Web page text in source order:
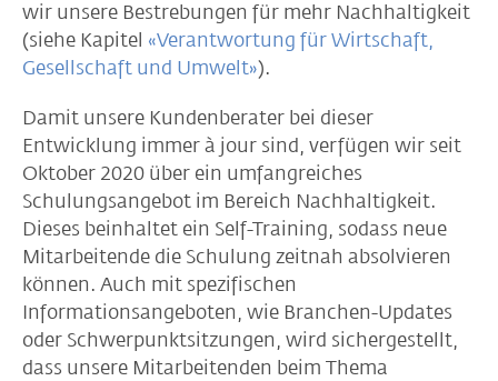
wir unsere Bestrebungen für mehr Nachhaltigkeit
(siehe Kapitel «Verantwortung für Wirtschaft,
Gesellschaft und Umwelt»).
Damit unsere Kundenberater bei dieser
Entwicklung immer à jour sind, verfügen wir seit
Oktober 2020 über ein umfangreiches
Schulungsangebot im Bereich Nachhaltigkeit.
Dieses beinhaltet ein Self-Training, sodass neue
Mitarbeitende die Schulung zeitnah absolvieren
können. Auch mit spezifischen
Informationsangeboten, wie Branchen-Updates
oder Schwerpunktsitzungen, wird sichergestellt,
dass unsere Mitarbeitenden beim Thema